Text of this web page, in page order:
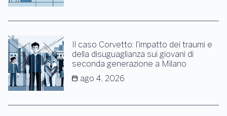
Il caso Corvetto: l’impatto dei traumi e
della disuguaglianza sui giovani di
seconda generazione a Milano
ago 4, 2026